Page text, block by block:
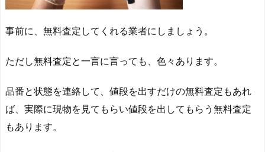
事前に、無料査定してくれる業者にしましょう。
ただし無料査定と一言に言っても、色々あります。
品番と状態を連絡して、値段を出すだけの無料査定もあれ
ば、実際に現物を見てもらい値段を出してもらう無料査定
もあります。